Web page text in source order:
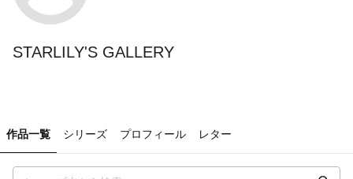
STARLILY'S GALLERY
作品一覧 シリーズ プロフィール レター